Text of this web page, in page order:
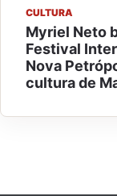
CULTURA
Myriel Neto
Festival
Nova
cultura de